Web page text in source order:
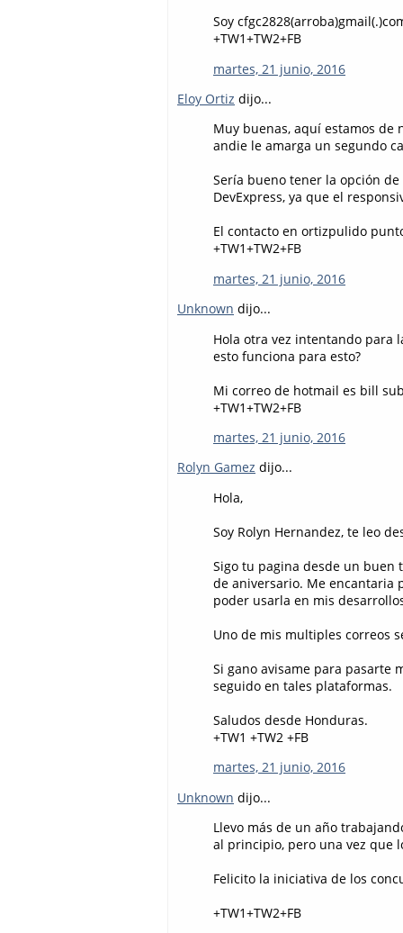
Soy
+TW1+TW2+FB
martes, 21 junio, 2016
Eloy Ortiz dijo...
Muy buenas, aquí estamos de
andie le amarga un segundo
Sería bueno tener la opción
DevExpress, ya que el
El contacto en ortizpulido
+TW1+TW2+FB
martes, 21 junio, 2016
Unknown dijo...
Hola otra vez intentando para
esto funciona para esto?
Mi correo de hotmail es bill
+TW1+TW2+FB
martes, 21 junio, 2016
Rolyn Gamez dijo...
Hola,
Soy Rolyn Hernandez, te leo
Sigo tu pagina desde un buen
de aniversario. Me encantaria
poder usarla en mis
Uno de mis multiples correos
Si gano avisame para pasarte
seguido en tales plataformas.
Saludos desde Honduras.
+TW1 +TW2 +FB
martes, 21 junio, 2016
Unknown dijo...
Llevo más de un año
al principio, pero una vez que
Felicito la iniciativa de los
+TW1+TW2+FB